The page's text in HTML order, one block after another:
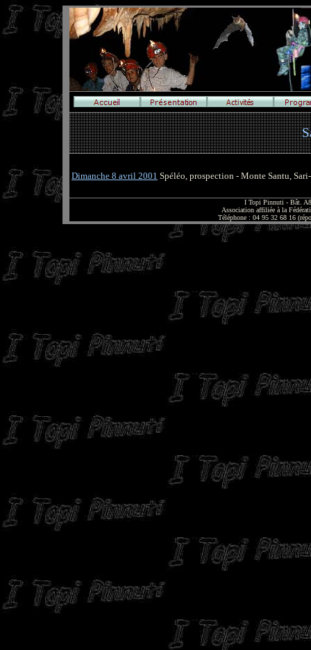
Dimanche 8 avril 2001 Spéléo, prospection - Monte Santu,
I Topi Pinnuti - Bât.
Association affiliée à la
Téléphone : 04 95 32 68 16